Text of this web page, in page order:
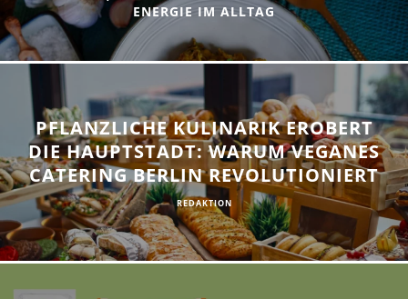
ENERGIE IM ALLTAG
PFLANZLICHE KULINARIK EROBERT
DIE HAUPTSTADT: WARUM VEGANES
CATERING BERLIN REVOLUTIONIERT
REDAKTION